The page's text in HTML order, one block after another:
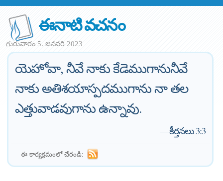
ఈనాటి వచనం
గురువారం 5. జనవరి 2023
యెహోవా, నీవే నాకు కేడెముగానునీవే
నాకు అతిశయాస్పదముగాను నా తల
ఎత్తువాడవుగాను ఉన్నావు.
—కీర్తనలు 3:3
ఈ కార్యక్రమంలో చేరండి: